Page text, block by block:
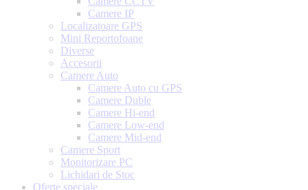
Camere IP
Localizatoare GPS
Mini Reportofoane
Diverse
Accesorii
Camere Auto
Camere Auto cu GPS
Camere Duble
Camere Hi-end
Camere Low-end
Camere Mid-end
Camere Sport
Monitorizare PC
Lichidari de Stoc
Oferte speciale